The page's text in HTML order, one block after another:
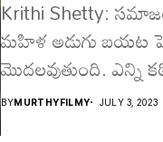
Krithi Shetty:
మ‌హిళ అడుగు బ‌య‌ట
మొద‌ల‌వుతుంది. ఎన్ని
దుర్మార్గుల...
BYMURTHYFILMY JULY 3, 2023